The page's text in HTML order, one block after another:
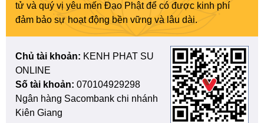
tử và quý vị yêu mến Đạo Phật để có được kinh phí
đảm bảo sự hoạt động bền vững và lâu dài.
Chủ tài khoản: KENH PHAT SU
ONLINE
Số tài khoản: 070104929298
Ngân hàng Sacombank chi nhánh
Kiên Giang